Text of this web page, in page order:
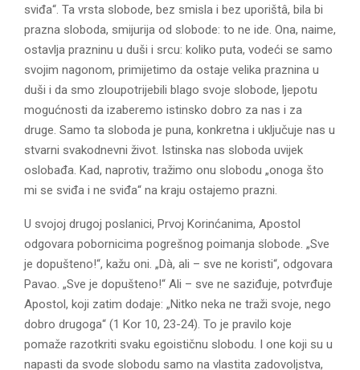
sviđa“. Ta vrsta slobode, bez smisla i bez uporištâ, bila bi
prazna sloboda, smijurija od slobode: to ne ide. Ona, naime,
ostavlja prazninu u duši i srcu: koliko puta, vodeći se samo
svojim nagonom, primijetimo da ostaje velika praznina u
duši i da smo zloupotrijebili blago svoje slobode, ljepotu
mogućnosti da izaberemo istinsko dobro za nas i za
druge. Samo ta sloboda je puna, konkretna i uključuje nas u
stvarni svakodnevni život. Istinska nas sloboda uvijek
oslobađa. Kad, naprotiv, tražimo onu slobodu „onoga što
mi se sviđa i ne sviđa“ na kraju ostajemo prazni.
U svojoj drugoj poslanici, Prvoj Korinćanima, Apostol
odgovara pobornicima pogrešnog poimanja slobode. „Sve
je dopušteno!“, kažu oni. „Dà, ali – sve ne koristi“, odgovara
Pavao. „Sve je dopušteno!“ Ali – sve ne saziđuje, potvrđuje
Apostol, koji zatim dodaje: „Nitko neka ne traži svoje, nego
dobro drugoga“ (1 Kor 10, 23-24). To je pravilo koje
pomaže razotkriti svaku egoističnu slobodu. I one koji su u
napasti da svode slobodu samo na vlastita zadovoljstva,